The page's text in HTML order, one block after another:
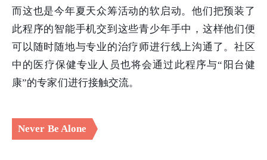
而这也是今年夏天众筹活动的软启动。他们把预装了
此程序的智能手机交到这些青少年手中，这样他们便
可以随时随地与专业的治疗师进行线上沟通了。社区
中的医疗保健专业人员也将会通过此程序与“阳台健
康”的专家们进行接触交流。
Never Be Alone